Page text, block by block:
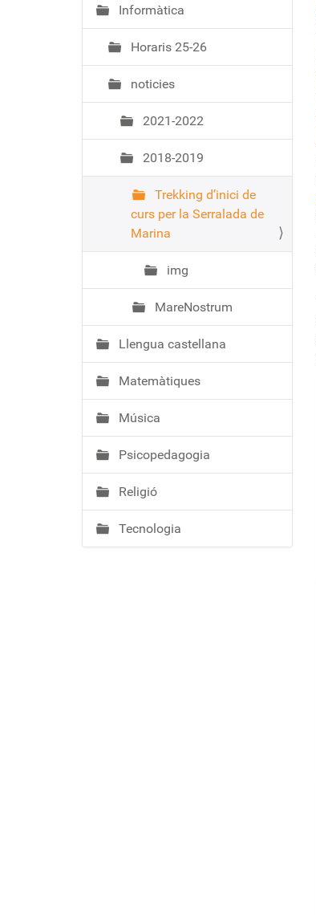
Informàtica
Horaris 25-26
noticies
2021-2022
2018-2019
Trekking d’inici de
curs per la Serralada de
Marina
img
MareNostrum
Llengua castellana
Matemàtiques
Música
Psicopedagogia
Religió
Tecnologia